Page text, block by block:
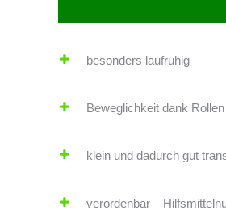
besonders laufruhig
Beweglichkeit dank Rollen
klein und dadurch gut
verordenbar –